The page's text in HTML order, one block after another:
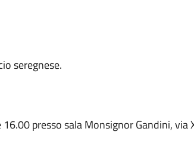
seregnese.
presso sala Monsignor Gandini, via